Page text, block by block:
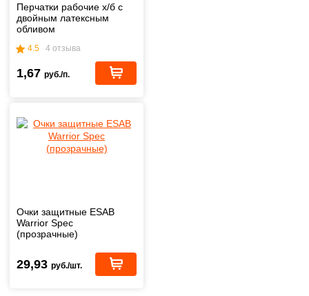
Перчатки рабочие х/б с
двойным латексным
обливом
4.5 4 отзыва
1,67 руб./п.
Очки защитные ESAB
Warrior Spec
(прозрачные)
29,93 руб./шт.